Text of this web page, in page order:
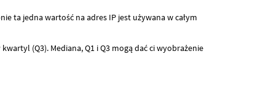
ta jedna wartość na adres IP jest używana w całym
(Q3). Mediana, Q1 i Q3 mogą dać ci wyobrażenie